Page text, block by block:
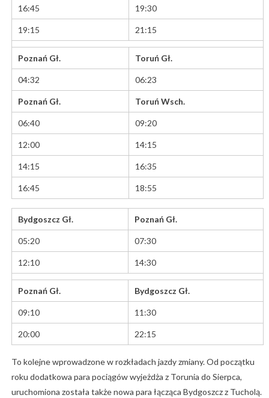
16:45 19:30
19:15 21:15
Poznań Gł. Toruń Gł.
04:32 06:23
Poznań Gł. Toruń Wsch.
06:40 09:20
12:00 14:15
14:15 16:35
16:45 18:55
Bydgoszcz Gł. Poznań Gł.
05:20 07:30
12:10 14:30
Poznań Gł. Bydgoszcz Gł.
09:10 11:30
20:00 22:15
To kolejne wprowadzone w rozkładach jazdy zmiany. Od początku
roku dodatkowa para pociągów wyjeżdża z Torunia do Sierpca,
uruchomiona została także nowa para łącząca Bydgoszcz z Tucholą.